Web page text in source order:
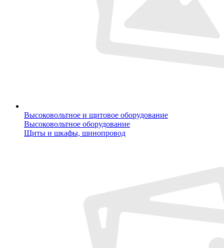
Высоковольтное и щитовое оборудование
Высоковольтное оборудование
Щиты и шкафы, шинопровод